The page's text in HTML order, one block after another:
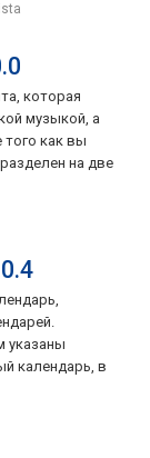
которая
музыкой, а
как вы
на две
указаны
календарь, в